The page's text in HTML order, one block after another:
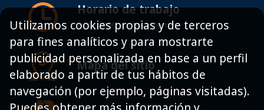
Horario de trabajo
8:00 - 19:00h Lunes - Viernes
Mapa del sitio
Utilizamos cookies propias y de terceros
para fines analíticos y para mostrarte
publicidad personalizada en base a un perfil
elaborado a partir de tus hábitos de
navegación (por ejemplo, páginas visitadas).